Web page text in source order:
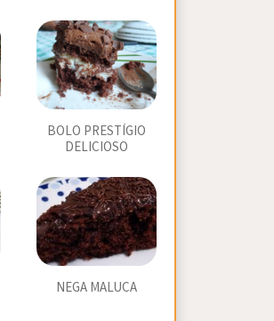
BOLO PRESTÍGIO
DELICIOSO
NEGA MALUCA